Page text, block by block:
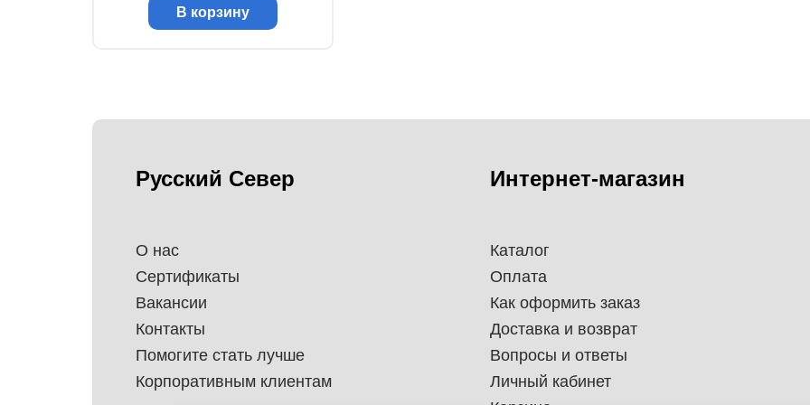
В корзину
Русский Север
О нас
Сертификаты
Вакансии
Контакты
Помогите стать лучше
Корпоративным клиентам
Интернет-магазин
Каталог
Оплата
Как оформить заказ
Доставка и возврат
Вопросы и ответы
Личный кабинет